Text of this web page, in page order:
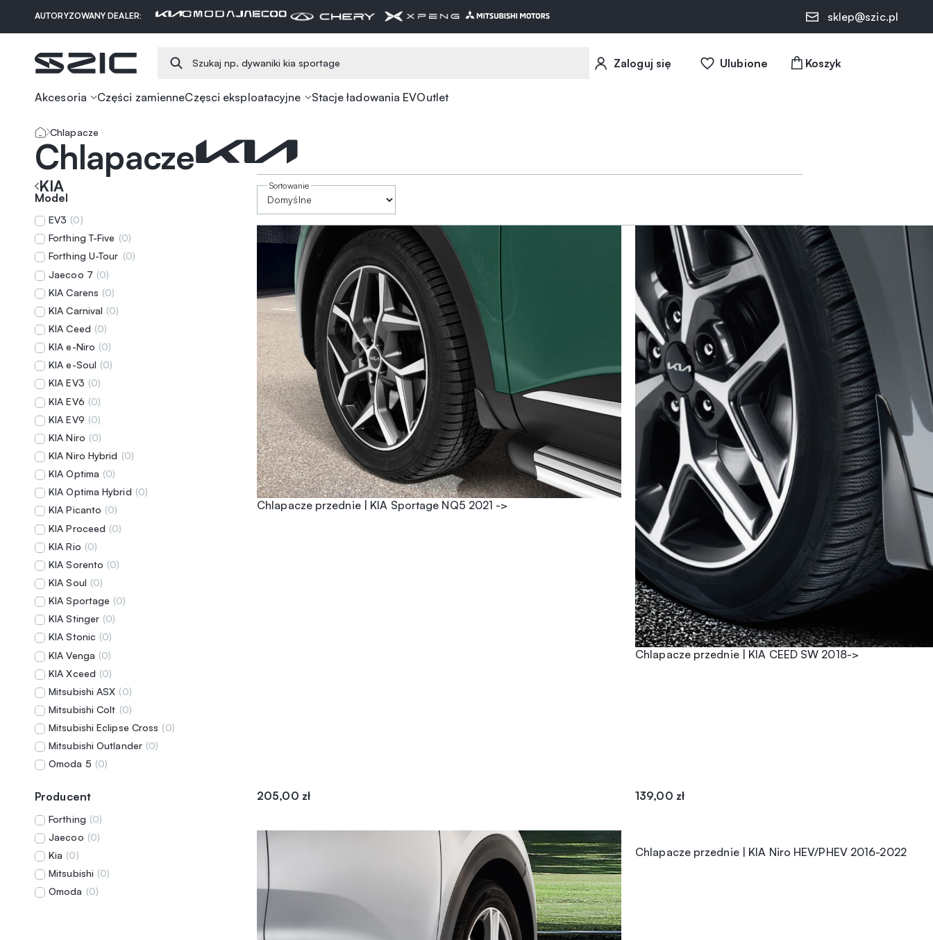
AUTORYZOWANY DEALER: sklep@szic.pl
Zaloguj się Ulubione
Akcesoria Części zamienneCzęsci eksploatacyjne Stacje ładowania EVOutlet
Chlapacze
Chlapacze
KIA
Model
EV3 (0)
Forthing T-Five (0)
Forthing U-Tour (0)
Jaecoo 7 (0)
KIA Carens (0)
KIA Carnival (0)
KIA Ceed (0)
KIA e-Niro (0)
KIA e-Soul (0)
KIA EV3 (0)
KIA EV6 (0)
KIA EV9 (0)
KIA Niro (0)
KIA Niro Hybrid (0)
KIA Optima (0)
KIA Optima Hybrid (0)
KIA Picanto (0)
KIA Proceed (0)
KIA Rio (0)
KIA Sorento (0)
KIA Soul (0)
KIA Sportage (0)
KIA Stinger (0)
KIA Stonic (0)
KIA Venga (0)
KIA Xceed (0)
Mitsubishi ASX (0)
Mitsubishi Colt (0)
Mitsubishi Eclipse Cross (0)
Mitsubishi Outlander (0)
Omoda 5 (0)
Producent
Forthing (0)
Jaecoo (0)
Kia (0)
Mitsubishi (0)
Omoda (0)
Chlapacze przednie | KIA Sportage NQ5 2021 ->
205,00 zł
Chlapacze przednie | KIA CEED SW 2018->
139,00 zł
Chlapacze przednie | KIA Niro HEV/PHEV 2016-2022